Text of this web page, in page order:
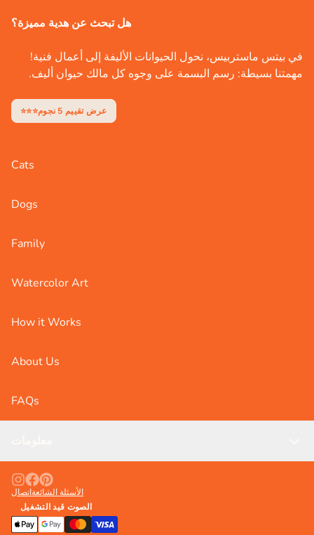
هل تبحث عن هدية مميزة؟
في بيتس ماستربيس، نحول الحيوانات الأليفة إلى أعمال فنية!
مهمتنا بسيطة: رسم البسمة على وجوه كل مالك حيوان أليف.
⭐⭐⭐عرض تقييم 5 نجوم
Cats
Dogs
Family
Watercolor Art
How it Works
About Us
FAQs
اتصالالأسئلة الشائعة
الصوت قيد التشغيل